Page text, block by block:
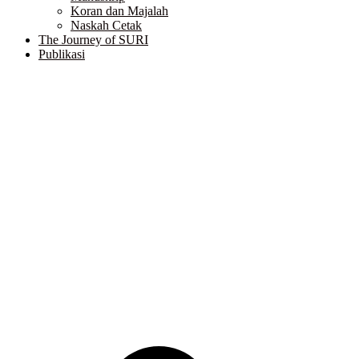
Koran dan Majalah
Naskah Cetak
The Journey of SURI
Publikasi